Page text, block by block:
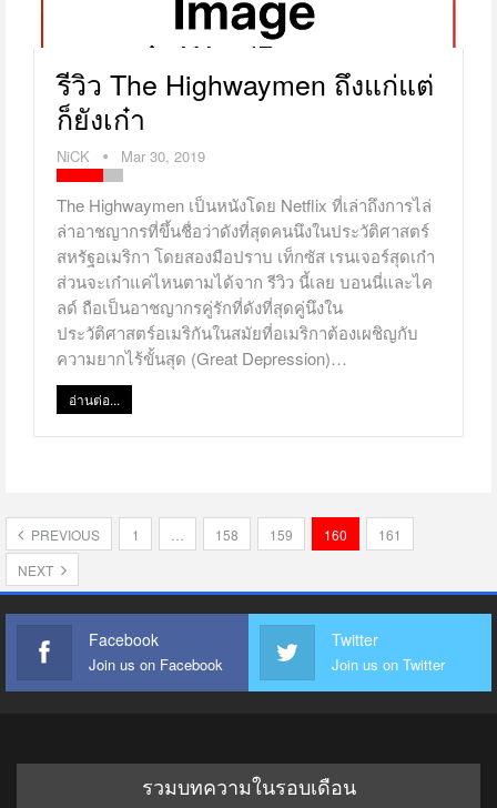
รีวิว The Highwaymen ถึงแก่แต่
ก็ยังเก๋า
NiCK Mar 30, 2019
The Highwaymen เป็นหนังโดย Netflix ที่เล่าถึงการไล่
ล่าอาชญากรที่ขึ้นชื่อว่าดังที่สุดคนนึงในประวัติศาสตร์
สหรัฐอเมริกา โดยสองมือปราบ เท็กซัส เรนเจอร์สุดเก๋า
ส่วนจะเก๋าแค่ไหนตามได้จาก รีวิว นี้เลย บอนนี่และไค
ลด์ ถือเป็นอาชญากรคู่รักที่ดังที่สุดคู่นึงใน
ประวัติศาสตร์อเมริกันในสมัยที่อเมริกาต้องเผชิญกับ
ความยากไร้ขั้นสุด (Great Depression)…
อ่านต่อ...
PREVIOUS 1 158 159 160
161
NEXT
Facebook
Join us on Facebook
Twitter
Join us on Twitter
รวมบทความในรอบเดือน